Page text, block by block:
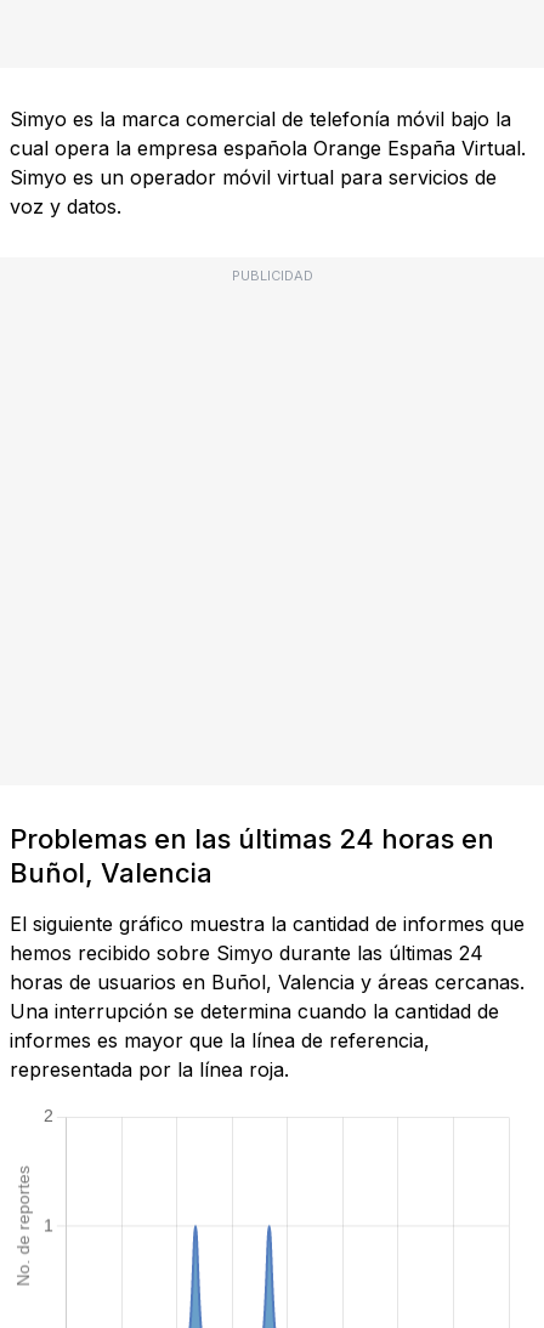
Simyo es la marca comercial de telefonía móvil bajo la
cual opera la empresa española Orange España Virtual.
Simyo es un operador móvil virtual para servicios de
voz y datos.
PUBLICIDAD
Problemas en las últimas 24 horas en
Buñol, Valencia
El siguiente gráfico muestra la cantidad de informes que
hemos recibido sobre Simyo durante las últimas 24
horas de usuarios en Buñol, Valencia y áreas cercanas.
Una interrupción se determina cuando la cantidad de
informes es mayor que la línea de referencia,
representada por la línea roja.